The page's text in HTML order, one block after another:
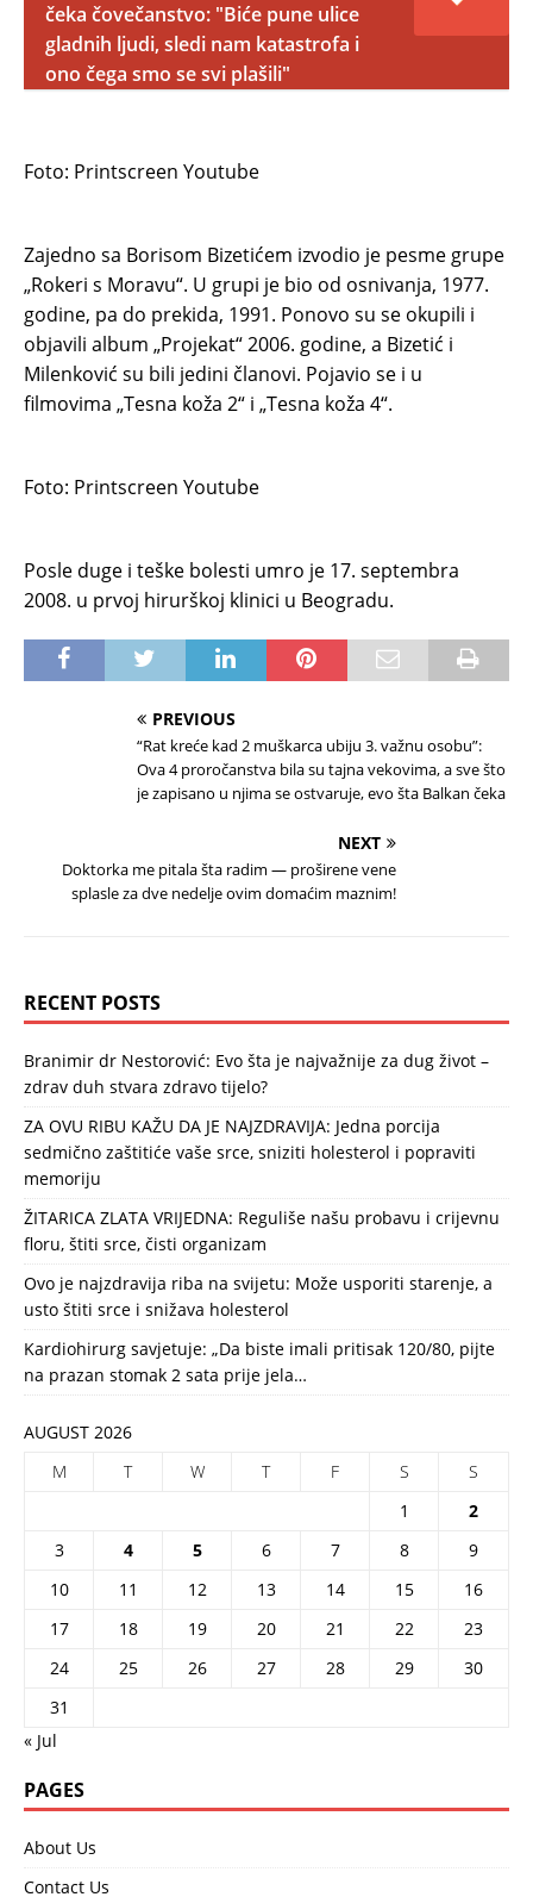
čeka čovečanstvo: "Biće pune ulice
gladnih ljudi, sledi nam katastrofa i
ono čega smo se svi plašili"
Foto: Printscreen Youtube
Zajedno sa Borisom Bizetićem izvodio je pesme grupe
„Rokeri s Moravu“. U grupi je bio od osnivanja, 1977.
godine, pa do prekida, 1991. Ponovo su se okupili i
objavili album „Projekat“ 2006. godine, a Bizetić i
Milenković su bili jedini članovi. Pojavio se i u
filmovima „Tesna koža 2“ i „Tesna koža 4“.
Foto: Printscreen Youtube
Posle duge i teške bolesti umro je 17. septembra
2008. u prvoj hirurškoj klinici u Beogradu.
PREVIOUS
“Rat kreće kad 2 muškarca ubiju 3. važnu osobu”:
Ova 4 proročanstva bila su tajna vekovima, a sve što
je zapisano u njima se ostvaruje, evo šta Balkan čeka
NEXT
Doktorka me pitala šta radim — proširene vene
splasle za dve nedelje ovim domaćim maznim!
RECENT POSTS
Branimir dr Nestorović: Evo šta je najvažnije za dug život –
zdrav duh stvara zdravo tijelo?
ZA OVU RIBU KAŽU DA JE NAJZDRAVIJA: Jedna porcija
sedmično zaštitiće vaše srce, sniziti holesterol i popraviti
memoriju
ŽITARICA ZLATA VRIJEDNA: Reguliše našu probavu i crijevnu
floru, štiti srce, čisti organizam
Ovo je najzdravija riba na svijetu: Može usporiti starenje, a
usto štiti srce i snižava holesterol
Kardiohirurg savjetuje: „Da biste imali pritisak 120/80, pijte
na prazan stomak 2 sata prije jela…
AUGUST 2026
M
T W T F S
S
1
2
3
4 5 6 7 8
9
10
11 12 13 14 15
16
17
18 19 20 21 22
23
24
25 26 27 28 29
30
31
« Jul
PAGES
About Us
Contact Us